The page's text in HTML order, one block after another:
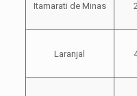
Itamarati de Minas
Laranjal